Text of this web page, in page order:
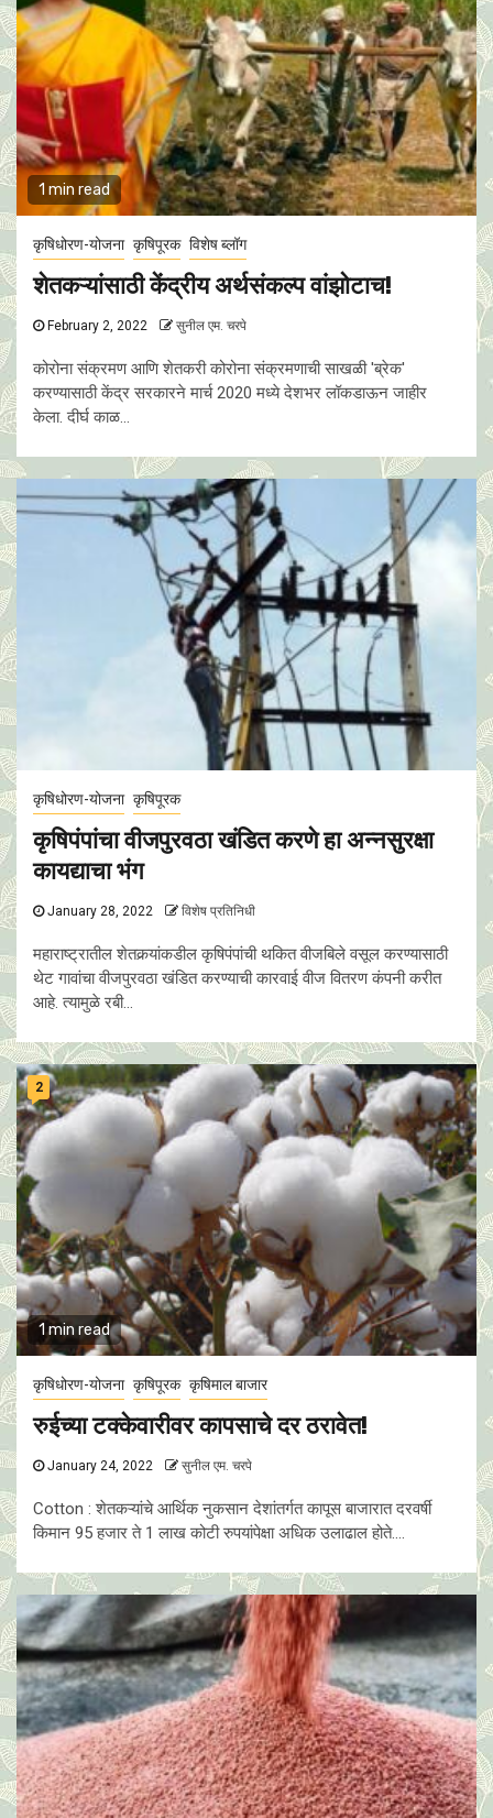
1 min read
कृषिधोरण-योजना कृषिपूरक विशेष ब्लॉग
शेतकऱ्यांसाठी केंद्रीय अर्थसंकल्प वांझोटाच!
February 2, 2022 सुनील एम. चरपे
कोरोना संक्रमण आणि शेतकरी कोरोना संक्रमणाची साखळी 'ब्रेक'
करण्यासाठी केंद्र सरकारने मार्च 2020 मध्ये देशभर लॉकडाऊन जाहीर
केला. दीर्घ काळ...
कृषिधोरण-योजना कृषिपूरक
कृषिपंपांचा वीजपुरवठा खंडित करणे हा अन्नसुरक्षा
कायद्याचा भंग
January 28, 2022 विशेष प्रतिनिधी
महाराष्ट्रातील शेतकर्‍यांकडील कृषिपंपांची थकित वीजबिले वसूल करण्यासाठी
थेट गावांचा वीजपुरवठा खंडित करण्याची कारवाई वीज वितरण कंपनी करीत
आहे. त्यामुळे रबी...
1 min read
2
कृषिधोरण-योजना कृषिपूरक कृषिमाल बाजार
रुईच्या टक्केवारीवर कापसाचे दर ठरावेत!
January 24, 2022 सुनील एम. चरपे
Cotton : शेतकऱ्यांचे आर्थिक नुकसान देशांतर्गत कापूस बाजारात दरवर्षी
किमान 95 हजार ते 1 लाख कोटी रुपयांपेक्षा अधिक उलाढाल होते....